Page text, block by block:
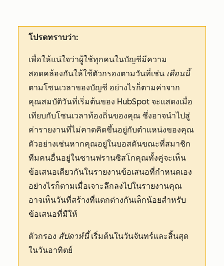
โปรดทราบว่า:
เพื่อให้แน่ใจว่าผู้ใช้ทุกคนในบัญชีมีความ
สอดคล้องกันให้ใช้ตัวกรองตามวันที่เช่น เดือนนี้
ตามโซนเวลาของบัญชี อย่างไรก็ตามค่าจาก
คุณสมบัติวันที่เริ่มต้นของ HubSpot จะแสดงเมื่อ
เทียบกับโซนเวลาท้องถิ่นของคุณ ซึ่งอาจนำไปสู่
ค่ารายงานที่ไม่คาดคิดขึ้นอยู่กับตำแหน่งของคุณ
ตัวอย่างเช่นหากคุณอยู่ในบอสตันขณะที่สมาชิก
ทีมคนอื่นอยู่ในซานฟรานซิสโกคุณทั้งคู่จะเห็น
ข้อเสนอเดียวกันในรายงานข้อเสนอที่กำหนดเอง
อย่างไรก็ตามเมื่อเจาะลึกลงไปในรายงานคุณ
อาจเห็นวันที่สร้างที่แตกต่างกันเล็กน้อยสำหรับ
ข้อเสนอที่มีให้
ตัวกรอง สัปดาห์นี้เริ่มต้นในวันจันทร์และสิ้นสุด
ในวันอาทิตย์